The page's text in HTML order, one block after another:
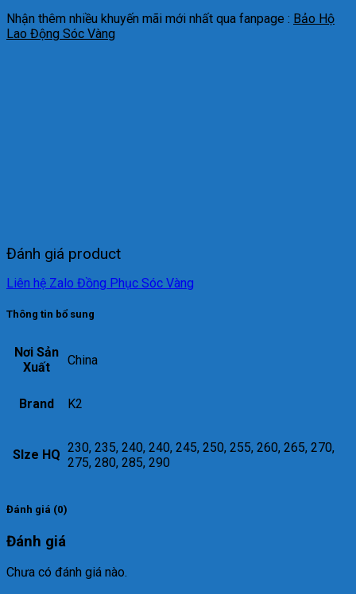
Nhận thêm nhiều khuyến mãi mới nhất qua fanpage : Bảo Hộ
Lao Động Sóc Vàng
Đánh giá product
Liên hệ Zalo Đồng Phục Sóc Vàng
Thông tin bổ sung
Nơi Sản
Xuất
China
Brand K2
SIze HQ 230, 235, 240, 240, 245, 250, 255, 260, 265, 270,
275, 280, 285, 290
Đánh giá (0)
Đánh giá
Chưa có đánh giá nào.